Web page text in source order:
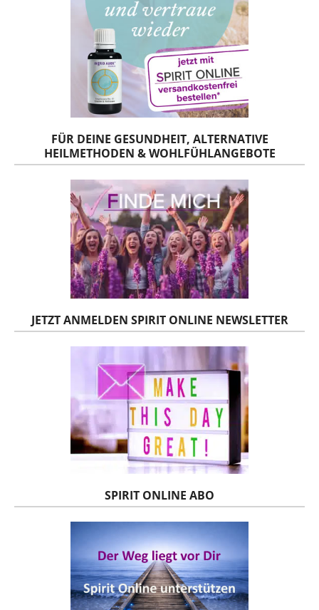
FÜR DEINE GESUNDHEIT, ALTERNATIVE
HEILMETHODEN & WOHLFÜHLANGEBOTE
JETZT ANMELDEN SPIRIT ONLINE NEWSLETTER
SPIRIT ONLINE ABO